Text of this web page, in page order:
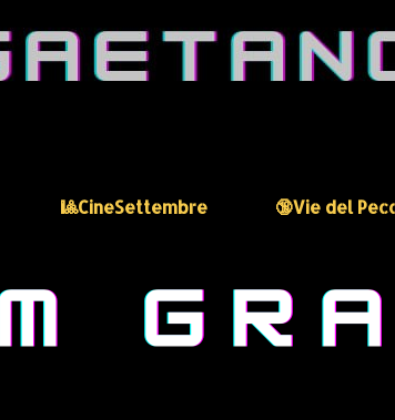
🎱CineSettembre 🔞Vie del